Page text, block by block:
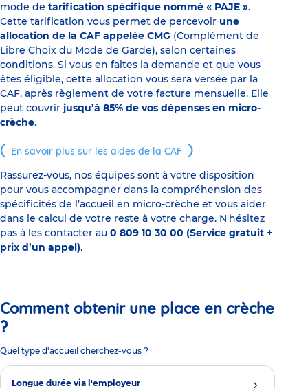
mode de tarification spécifique nommé « PAJE ».
Cette tarification vous permet de percevoir une
allocation de la CAF appelée CMG (Complément de
Libre Choix du Mode de Garde), selon certaines
conditions. Si vous en faites la demande et que vous
êtes éligible, cette allocation vous sera versée par la
CAF, après règlement de votre facture mensuelle. Elle
peut couvrir jusqu’à 85% de vos dépenses en micro-
crèche.
En savoir plus sur les aides de la CAF
Rassurez-vous, nos équipes sont à votre disposition
pour vous accompagner dans la compréhension des
spécificités de l’accueil en micro-crèche et vous aider
dans le calcul de votre reste à votre charge. N'hésitez
pas à les contacter au 0 809 10 30 00 (Service gratuit +
prix d’un appel).
Comment obtenir une place en crèche
?
Quel type d'accueil cherchez-vous ?
Longue durée via l'employeur